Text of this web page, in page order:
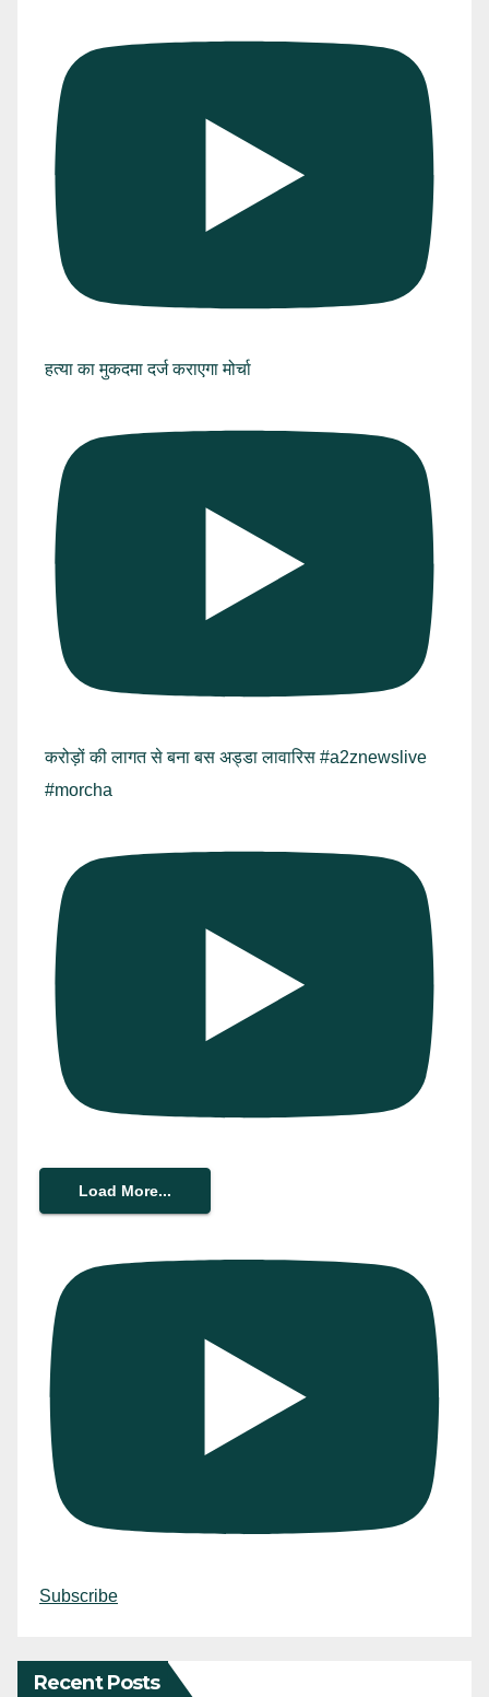
हत्या का मुकदमा दर्ज कराएगा मोर्चा
करोड़ों की लागत से बना बस अड्डा लावारिस #a2znewslive
#morcha
Load More...
Subscribe
Recent Posts